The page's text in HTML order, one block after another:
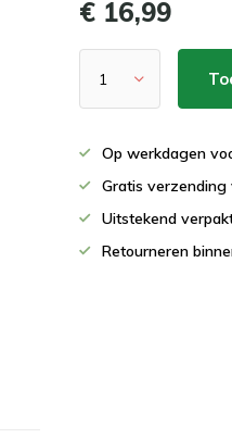
€ 16,99
Op werkdagen
Gratis verzending
Uitstekend
Retourneren